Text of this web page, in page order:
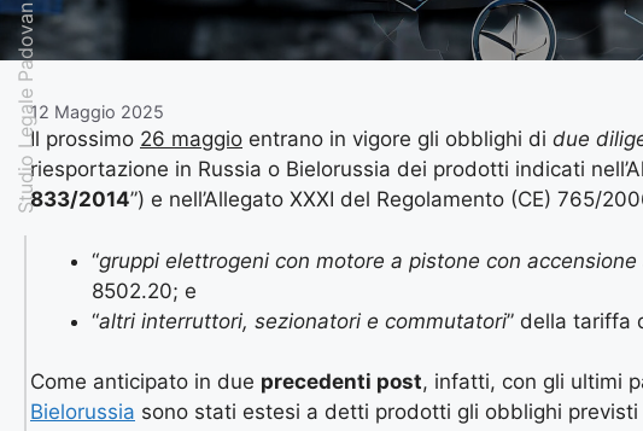
Studio Legale Padovan12 Maggio 2025
Il prossimo 26 maggio entrano in vigore gli obblighi di due
riesportazione in Russia o Bielorussia dei prodotti indicati
833/2014”) e nell’Allegato XXXI del Regolamento (CE) 765/
“gruppi elettrogeni con motore a pistone con
8502.20; e
“altri interruttori, sezionatori e commutatori” della tariffa
Come anticipato in due precedenti post, infatti, con gli ultimi
Bielorussia sono stati estesi a detti prodotti gli obblighi previsti